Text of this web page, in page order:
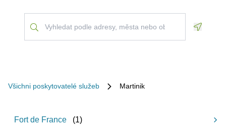
Všichni poskytovatelé služeb Martinik
Fort de France (1)